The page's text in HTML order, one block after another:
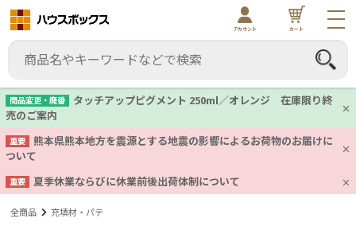
商品変更・廃番
タッチアップピグメント 250ml／オレンジ 在庫限り終
売のご案内
重要
熊本県熊本地方を震源とする地震の影響によるお荷物のお届けに
ついて
重要 夏季休業ならびに休業前後出荷体制について
アカウント カート
全商品 充填材・パテ